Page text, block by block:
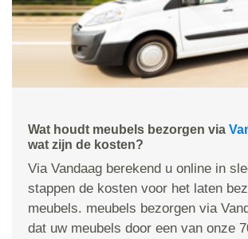
Wat houdt meubels bezorgen via
wat zijn de kosten?
Via Vandaag berekend u online in
stappen de kosten voor het laten
meubels. meubels bezorgen via
dat uw meubels door een van onze